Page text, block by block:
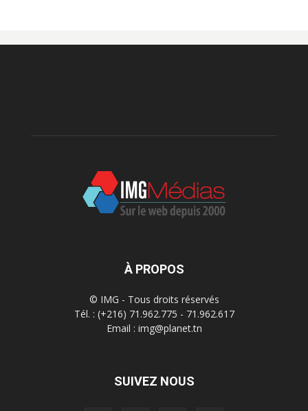
À PROPOS
© IMG - Tous droits réservés
Tél. : (+216) 71.962.775 - 71.962.617
Email : img@planet.tn
SUIVEZ NOUS